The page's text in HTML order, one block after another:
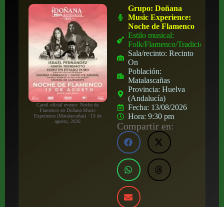
Cartel oficial evento: Noche de
Flamenco en Doñana Music
Experience (Matalascañas) · 13 de
agosto, 2026
Grupo:Doñana
Music Experience:
Noche de Flamenco
Estilo musical:
Folk/Flamenco/Tradicional
Sala/recinto:Recinto
On
Población:
Matalascañas
Provincia:Huelva
(Andalucía)
Fecha: 13/08/2026
Hora:9:30 pm
Compartir en: